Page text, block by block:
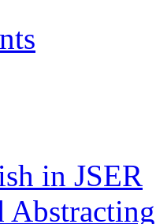
in JSER
Abstracting